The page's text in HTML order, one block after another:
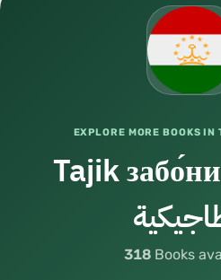
EXPLORE MORE BOOKS IN
Tajik
318 Books